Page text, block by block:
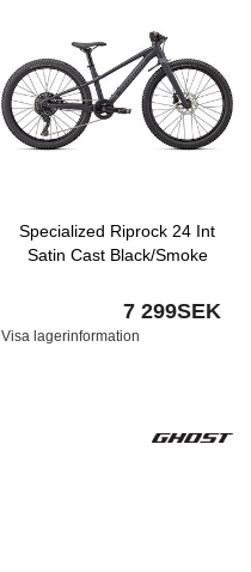
Specialized Riprock 24 Int
Satin Cast Black/Smoke
7 299SEK
Visa lagerinformation